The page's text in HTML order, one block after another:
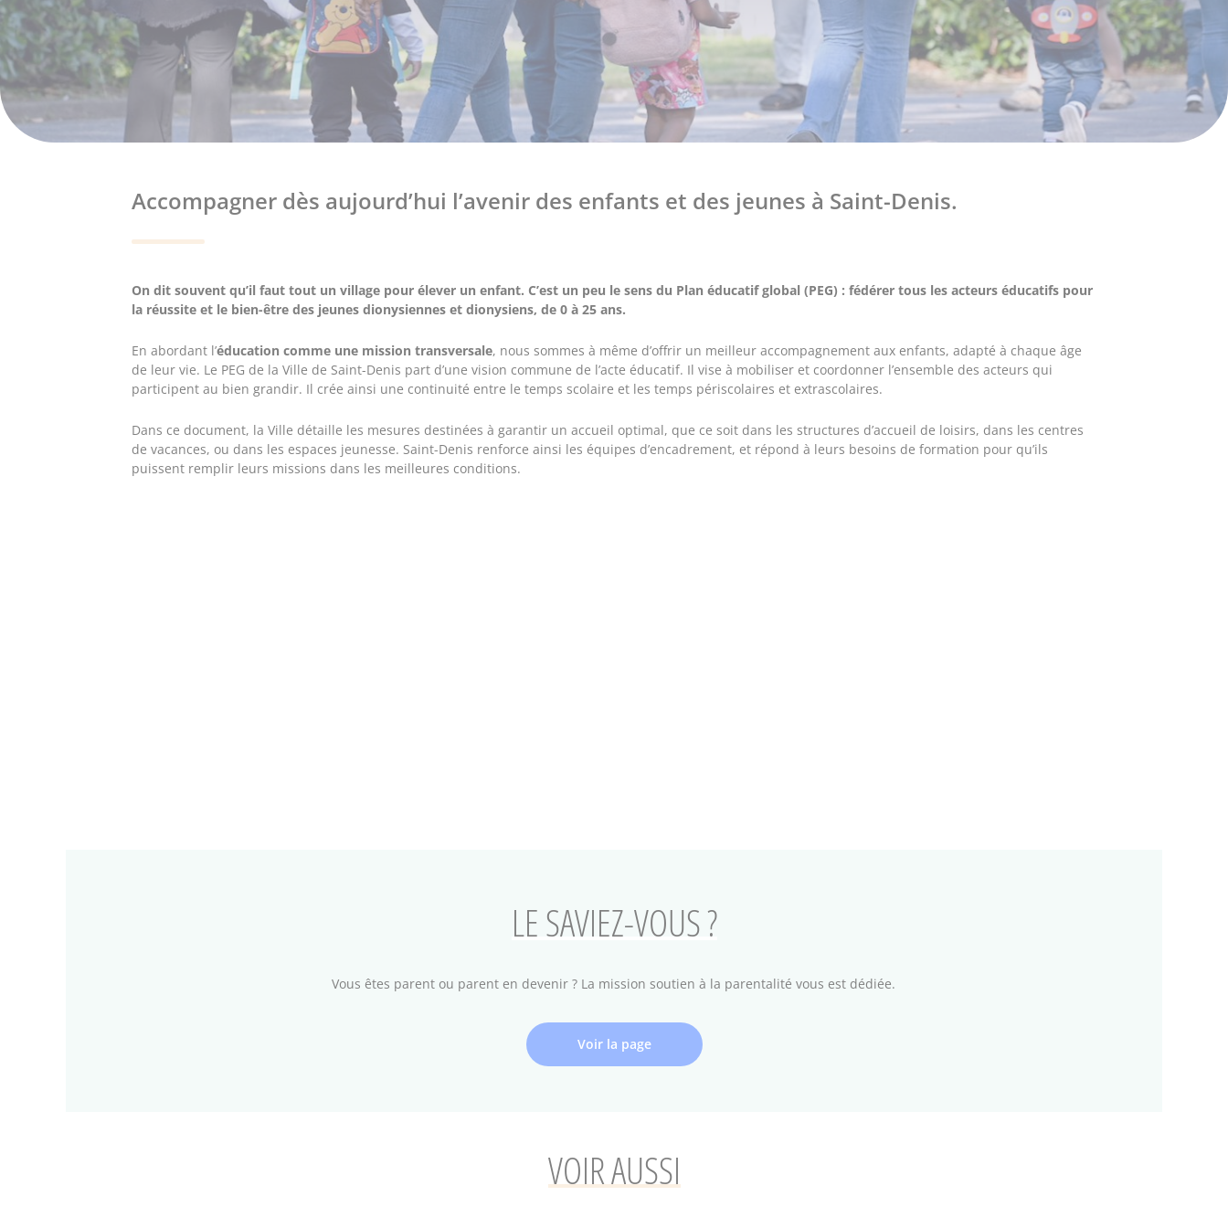
Accompagner dès aujourd’hui l’avenir des enfants et des jeunes à Saint-Denis.
On dit souvent qu’il faut tout un village pour élever un enfant. C’est un peu le sens du Plan éducatif global (PEG) : fédérer tous les acteurs éducatifs pour
la réussite et le bien-être des jeunes dionysiennes et dionysiens, de 0 à 25 ans.
En abordant l’éducation comme une mission transversale, nous sommes à même d’offrir un meilleur accompagnement aux enfants, adapté à chaque âge
de leur vie. Le PEG de la Ville de Saint-Denis part d’une vision commune de l’acte éducatif. Il vise à mobiliser et coordonner l’ensemble des acteurs qui
participent au bien grandir. Il crée ainsi une continuité entre le temps scolaire et les temps périscolaires et extrascolaires.
Dans ce document, la Ville détaille les mesures destinées à garantir un accueil optimal, que ce soit dans les structures d’accueil de loisirs, dans les centres
de vacances, ou dans les espaces jeunesse. Saint-Denis renforce ainsi les équipes d’encadrement, et répond à leurs besoins de formation pour qu’ils
puissent remplir leurs missions dans les meilleures conditions.
LE SAVIEZ-VOUS ?
Vous êtes parent ou parent en devenir ? La mission soutien à la parentalité vous est dédiée.
Voir la page
VOIR AUSSI